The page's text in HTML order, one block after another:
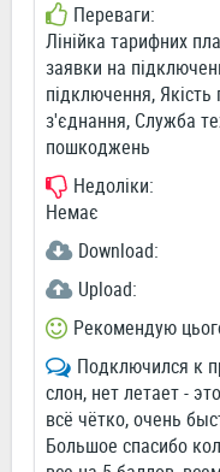
Переваги:
Лінійка тарифних
заявки на
підключення, Якість
з'єднання, Служба
пошкоджень
Недоліки:
Немає
Download:
Upload:
Рекомендую
Подключился к
слон, нет летает -
всё чётко, очень
Большое спасибо